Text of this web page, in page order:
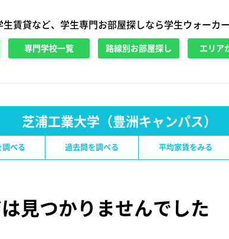
賃貸など、学生専門お部屋探しなら学生ウォーカー
専門学校一覧 路線別お部屋探し エリア
芝浦工業大学（豊洲キャンパス）
べる 過去問を調べる 平均家賃をみる
見つかりませんでした